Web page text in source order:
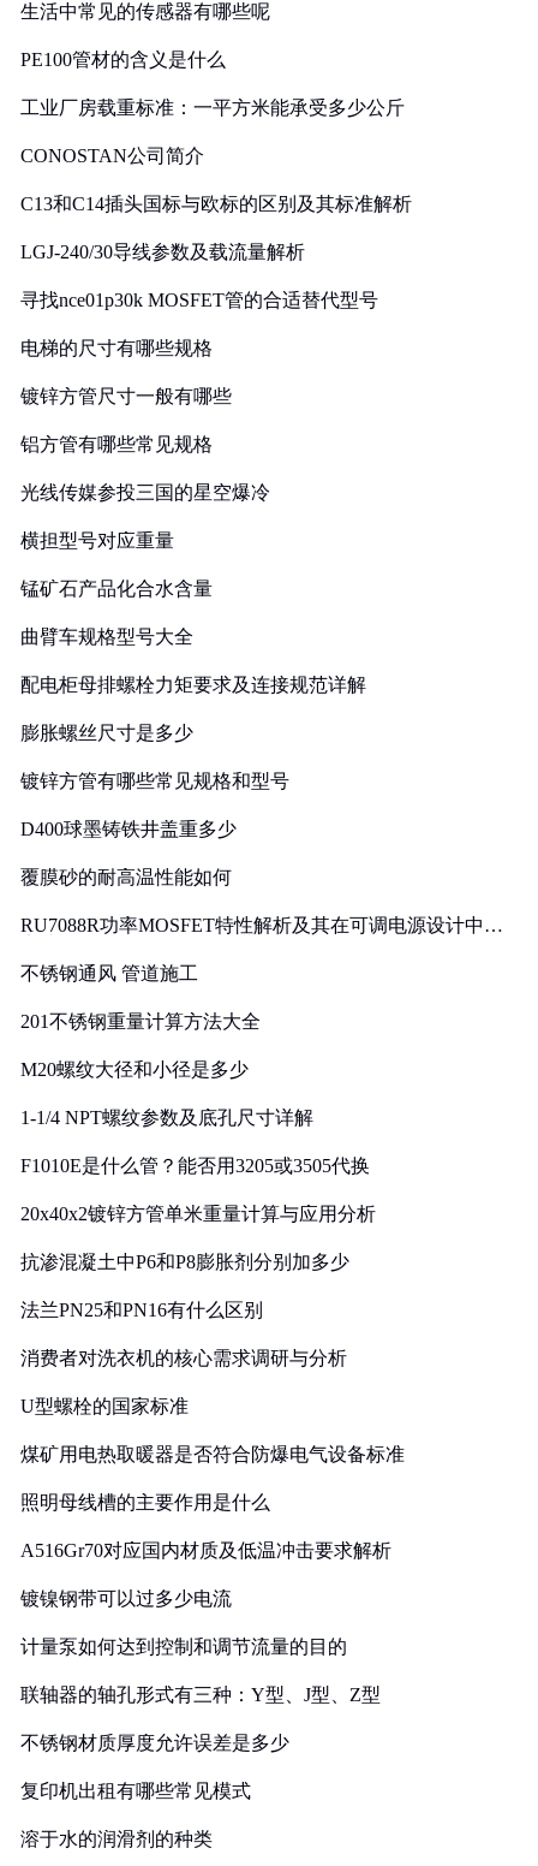
生活中常见的传感器有哪些呢
PE100管材的含义是什么
工业厂房载重标准：一平方米能承受多少公斤
CONOSTAN公司简介
C13和C14插头国标与欧标的区别及其标准解析
LGJ-240/30导线参数及载流量解析
寻找nce01p30k MOSFET管的合适替代型号
电梯的尺寸有哪些规格
镀锌方管尺寸一般有哪些
铝方管有哪些常见规格
光线传媒参投三国的星空爆冷
横担型号对应重量
锰矿石产品化合水含量
曲臂车规格型号大全
配电柜母排螺栓力矩要求及连接规范详解
膨胀螺丝尺寸是多少
镀锌方管有哪些常见规格和型号
D400球墨铸铁井盖重多少
覆膜砂的耐高温性能如何
RU7088R功率MOSFET特性解析及其在可调电源设计中的
不锈钢通风 管道施工
201不锈钢重量计算方法大全
M20螺纹大径和小径是多少
1-1/4 NPT螺纹参数及底孔尺寸详解
F1010E是什么管？能否用3205或3505代换
20x40x2镀锌方管单米重量计算与应用分析
抗渗混凝土中P6和P8膨胀剂分别加多少
法兰PN25和PN16有什么区别
消费者对洗衣机的核心需求调研与分析
U型螺栓的国家标准
煤矿用电热取暖器是否符合防爆电气设备标准
照明母线槽的主要作用是什么
A516Gr70对应国内材质及低温冲击要求解析
镀镍钢带可以过多少电流
计量泵如何达到控制和调节流量的目的
联轴器的轴孔形式有三种：Y型、J型、Z型
不锈钢材质厚度允许误差是多少
复印机出租有哪些常见模式
溶于水的润滑剂的种类